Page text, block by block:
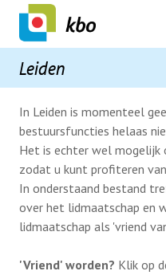
Leiden
Leiden
Contact
Lid worden
In Leiden is momenteel
bestuursfuncties helaas
Het is echter wel mogelijk
zodat u kunt profiteren
In onderstaand bestand
over het lidmaatschap en
lidmaatschap als 'vriend
'Vriend' worden? Klik op